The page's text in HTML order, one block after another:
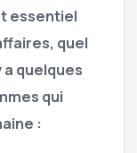
essentiel
quel
quelques
qui
: